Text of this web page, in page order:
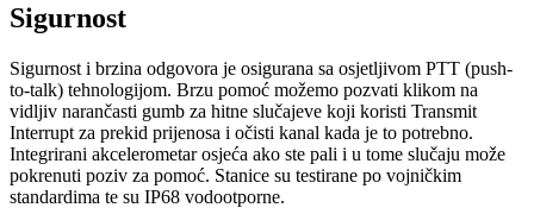
Sigurnost
Sigurnost i brzina odgovora je osigurana sa osjetljivom PTT (push-
to-talk) tehnologijom. Brzu pomoć možemo pozvati klikom na
vidljiv narančasti gumb za hitne slučajeve koji koristi Transmit
Interrupt za prekid prijenosa i očisti kanal kada je to potrebno.
Integrirani akcelerometar osjeća ako ste pali i u tome slučaju može
pokrenuti poziv za pomoć. Stanice su testirane po vojničkim
standardima te su IP68 vodootporne.